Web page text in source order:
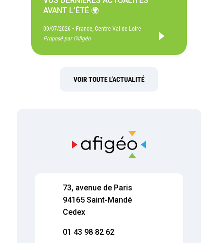
AVANT L’ÉTÉ 🌍
09/07/2026 - France, Centre-Val de Loire
Proposé par l'Afigéo
VOIR TOUTE L’ACTUALITÉ
73, avenue de Paris
94165 Saint-Mandé
Cedex
01 43 98 82 62